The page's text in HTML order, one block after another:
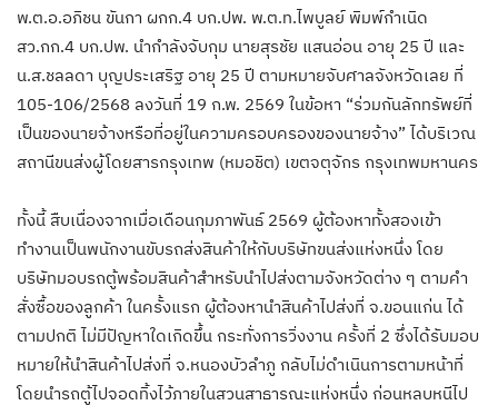
พ.ต.อ.อภิชน ขันกา ผกก.4 บก.ปพ. พ.ต.ท.ไพบูลย์ พิมพ์กำเนิด
สว.กก.4 บก.ปพ. นำกำลังจับกุม นายสุรชัย แสนอ่อน อายุ 25 ปี และ
น.ส.ชลลดา บุญประเสริฐ อายุ 25 ปี ตามหมายจับศาลจังหวัดเลย ที่
105-106/2568 ลงวันที่ 19 ก.พ. 2569 ในข้อหา “ร่วมกันลักทรัพย์ที่
เป็นของนายจ้างหรือที่อยู่ในความครอบครองของนายจ้าง” ได้บริเวณ
สถานีขนส่งผู้โดยสารกรุงเทพ (หมอชิต) เขตจตุจักร กรุงเทพมหานคร
ทั้งนี้ สืบเนื่องจากเมื่อเดือนกุมภาพันธ์ 2569 ผู้ต้องหาทั้งสองเข้า
ทำงานเป็นพนักงานขับรถส่งสินค้าให้กับบริษัทขนส่งแห่งหนึ่ง โดย
บริษัทมอบรถตู้พร้อมสินค้าสำหรับนำไปส่งตามจังหวัดต่าง ๆ ตามคำ
สั่งซื้อของลูกค้า ในครั้งแรก ผู้ต้องหานำสินค้าไปส่งที่ จ.ขอนแก่น ได้
ตามปกติ ไม่มีปัญหาใดเกิดขึ้น กระทั่งการวิ่งงาน ครั้งที่ 2 ซึ่งได้รับมอบ
หมายให้นำสินค้าไปส่งที่ จ.หนองบัวลำภู กลับไม่ดำเนินการตามหน้าที่
โดยนำรถตู้ไปจอดทิ้งไว้ภายในสวนสาธารณะแห่งหนึ่ง ก่อนหลบหนีไป